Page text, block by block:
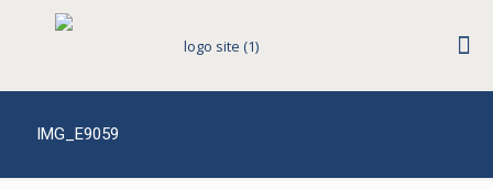
IMG_E9059